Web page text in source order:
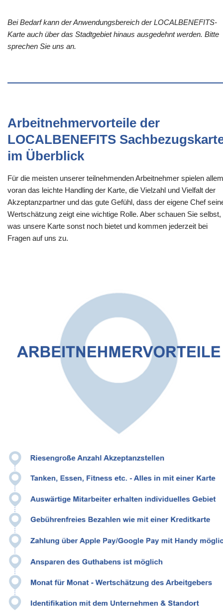
Bei Bedarf kann der Anwendungsbereich der LOCALBENEFITS-
Karte auch über das Stadtgebiet hinaus ausgedehnt werden. Bitte
sprechen Sie uns an.
Arbeitnehmervorteile der
LOCALBENEFITS
im Überblick
Für die meisten unserer teilnehmenden Arbeitnehmer spielen allem
voran das leichte Handling der Karte, die Vielzahl und Vielfalt der
Akzeptanzpartner und das gute Gefühl, dass der eigene Chef
Wertschätzung zeigt eine wichtige Rolle. Aber schauen Sie selbst,
was unsere Karte sonst noch bietet und kommen jederzeit bei
Fragen auf uns zu.